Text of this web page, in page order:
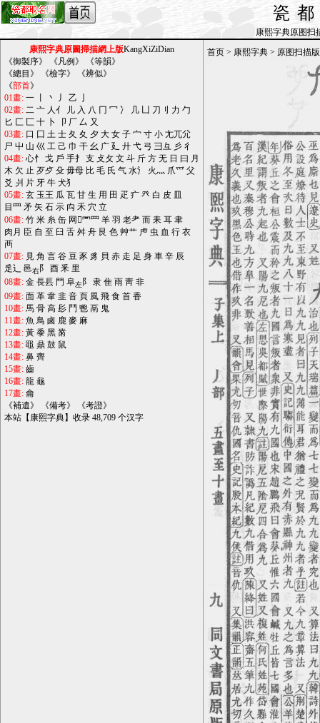
瓷
康熙字典原图扫
康熙字典原圖掃描網上版KangXiZiDian
《御製序》 《凡例 》 《等韻》
《總目 》 《檢字》 《辨似》
《部首》
01畫: 一 丶 丿 乙
02畫: 二 亠 人亻 儿 入 八 冂 冖 冫 几 凵 刀刂 力 勹
匕 匚 匸 十 卜 卩 厂 厶 又
03畫: 口 囗 土 士 夂 夊 夕 大 女 子 宀 寸 小 尢兀尣
尸 屮 山 巛 工 己 巾 干 幺 广 廴 廾 弋 弓 彐彑 彡 彳
04畫: 心忄 戈 戶 手扌 支 攴攵 文 斗 斤 方 无 日 曰 月
木 欠 止 歹歺 殳 毋母 比 毛 氏 气 水氵 火灬 爪爫 父
爻 爿 片 牙 牛 犬犭
05畫: 玄 玉王 瓜 瓦 甘 生 用 田 疋 疒 癶 白 皮 皿
目罒 矛 矢 石 示 禸 禾 穴 立
06畫: 竹 米 糸 缶 网罓罒 羊 羽 老耂 而 耒 耳 聿
肉月 臣 自 至 臼 舌 舛 舟 艮 色 艸艹 虍 虫 血 行 衣
襾
07畫: 見 角 言 谷 豆 豕 豸 貝 赤 走 足 身 車 辛 辰
辵辶
邑右阝 酉 釆 里
08畫: 金 長镸 門 阜左阝 隶 隹 雨 靑 非
09畫: 面 革 韋 韭 音 頁 風 飛 食 首 香
10畫: 馬 骨 高 髟 鬥 鬯 鬲 鬼
11畫: 魚 鳥 鹵 鹿 麥 麻
12畫: 黃 黍 黑 黹
13畫: 黽 鼎 鼓 鼠
14畫: 鼻 齊
15畫: 齒
16畫: 龍 龜
17畫: 龠
《補遺》 《備考》 《考證》
本站【康熙字典】收录 48,709 个汉字
首页 > 康熙字典 > 原图扫描版